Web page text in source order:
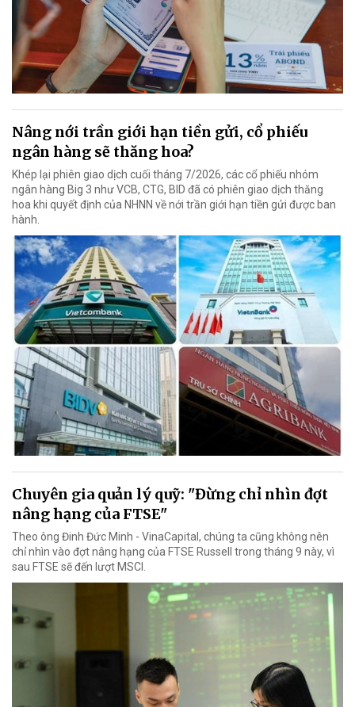
Nâng nới trần giới hạn tiền gửi, cổ phiếu
ngân hàng sẽ thăng hoa?
Khép lại phiên giao dịch cuối tháng 7/2026, các cổ phiếu nhóm
ngân hàng Big 3 như VCB, CTG, BID đã có phiên giao dịch thăng
hoa khi quyết định của NHNN về nới trần giới hạn tiền gửi được ban
hành.
Chuyên gia quản lý quỹ: "Đừng chỉ nhìn đợt
nâng hạng của FTSE"
Theo ông Đinh Đức Minh - VinaCapital, chúng ta cũng không nên
chỉ nhìn vào đợt nâng hạng của FTSE Russell trong tháng 9 này, vì
sau FTSE sẽ đến lượt MSCI.